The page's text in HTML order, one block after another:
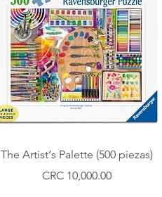
Vista rápida
The Artist‘s Palette (500 piezas)
Precio
CRC 10,000.00